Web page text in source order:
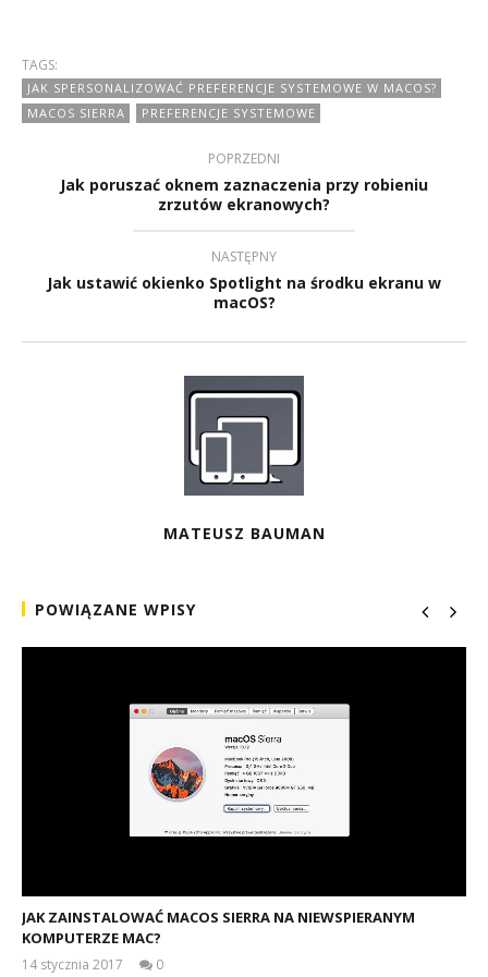
TAGS:
JAK SPERSONALIZOWAĆ PREFERENCJE SYSTEMOWE W MACOS?
MACOS SIERRA
PREFERENCJE SYSTEMOWE
POPRZEDNI
Jak poruszać oknem zaznaczenia przy robieniu
zrzutów ekranowych?
NASTĘPNY
Jak ustawić okienko Spotlight na środku ekranu w
macOS?
MATEUSZ BAUMAN
POWIĄZANE WPISY
JAK ZAINSTALOWAĆ MACOS SIERRA NA NIEWSPIERANYM
KOMPUTERZE MAC?
14 stycznia 2017
0